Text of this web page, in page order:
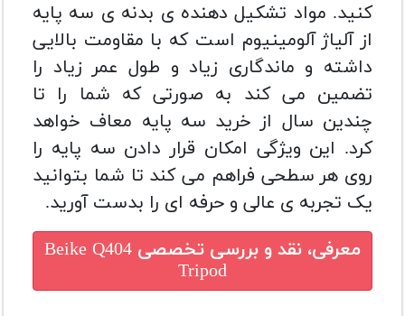
کنید. مواد تشکیل دهنده ی بدنه ی سه پایه
از آلیاژ آلومینیوم است که با مقاومت بالایی
داشته و ماندگاری زیاد و طول عمر زیاد را
تضمین می کند به صورتی که شما را تا
چندین سال از خرید سه پایه معاف خواهد
کرد. این ویژگی امکان قرار دادن سه پایه را
روی هر سطحی فراهم می کند تا شما بتوانید
یک تجربه ی عالی و حرفه ای را بدست آورید.
معرفی، نقد و بررسی تخصصی Beike Q404
Tripod